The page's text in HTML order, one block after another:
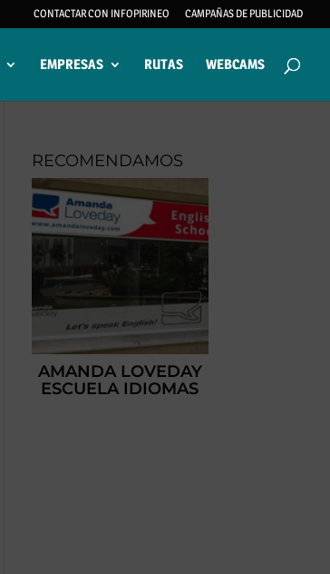
CONTACTAR CON INFOPIRINEO CAMPAÑAS DE PUBLICIDAD
EMPRESAS RUTAS WEBCAMS
RECOMENDAMOS
AMANDA LOVEDAY
ESCUELA IDIOMAS